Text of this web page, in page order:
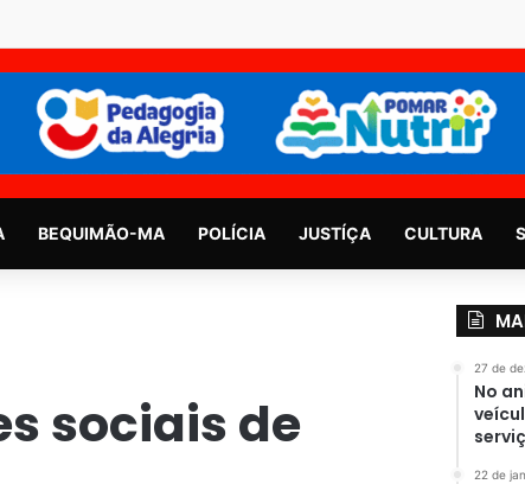
BEQUIMÃO-MA POLÍCIA JUSTÍÇA CULTURA
sociais de
27 de
No
22 de